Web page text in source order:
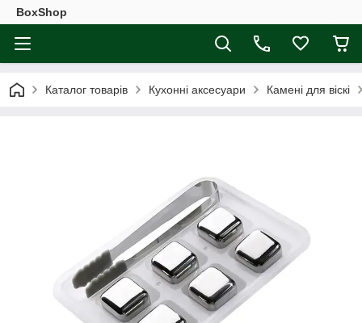
BoxShop
Каталог товарів Кухонні аксесуари Камені для віскі